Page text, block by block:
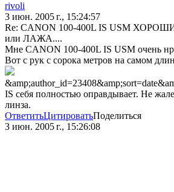
rivoli
3 июн. 2005 г., 15:24:57
Re: CANON 100-400L IS USM
или ЛАЖА....
Мне CANON 100-400L IS USM очень
Вот с рук с сорока метров на самом
IS себя полностью оправдывает. Не
линза.
ОтветитьЦитироватьПоделиться
3 июн. 2005 г., 15:26:08